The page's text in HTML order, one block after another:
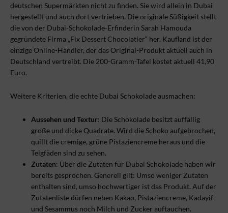
deutschen Supermärkten nicht zu finden. Sie wird allein in Dubai
hergestellt und auch dort vertrieben. Die originale Süßigkeit stellt
die von der Dubai-Schokolade-Erfinderin Sarah Hamouda
gegründete Firma „Fix Dessert Chocolatier“ her. Kaufland ist der
einzige Online-Händler, der das Original-Produkt aktuell auch in
Deutschland vertreibt. Die 200-Gramm-Tafel kostet aktuell 41,90
Euro.
Weitere Kriterien, die echte Dubai Schokolade ausmachen:
Aussehen und Textur: Die Schokolade besitzt auffällig
große und dicke Quadrate. Wird die Schoko aufgebrochen,
quillt die cremige, grüne Pistaziencreme heraus und die
Teigfäden sind zu sehen.
Zutaten: Über die Zutaten für Dubai Schokolade haben wir
bereits gesprochen. Generell gilt: Umso weniger Zutaten
enthalten sind, umso hochwertiger ist das Produkt. Auf der
Zutatenliste dürfen neben Kakao, Pistaziencreme, Kadayif
und Sesammus noch Milch und Zucker auftauchen.